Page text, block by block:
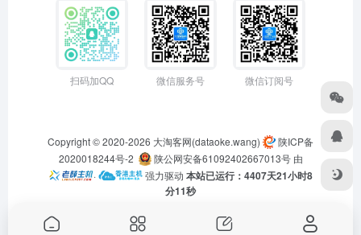
扫码加QQ 微信服务号 微信订阅号
Copyright © 2020-2026 大淘客网(dataoke.wang)
陕ICP备
2020018244号-2
陕公网安备61092402667013号由
·
强力驱动 本站已运行：4407天21小时8
分12秒